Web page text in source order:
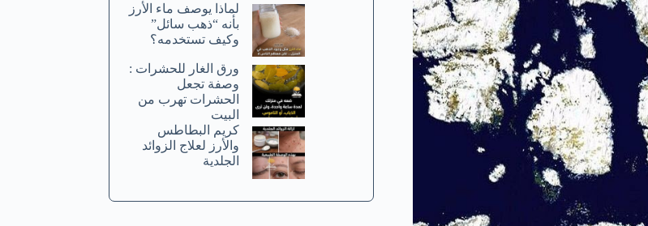
لماذا يوصف ماء الأرز
بأنه “ذهب سائل”
وكيف تستخدمه؟
ورق الغار للحشرات :
وصفة تجعل
الحشرات تهرب من
البيت
كريم البطاطس
والأرز لعلاج الزوائد
الجلدية